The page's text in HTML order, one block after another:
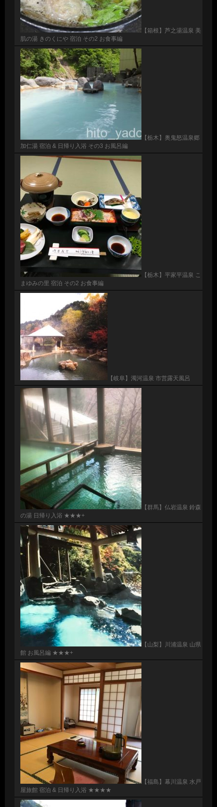
【箱根】芦之湯温泉 美
肌の湯 きのくにや 宿泊 その2 お食事編
【栃木】奥鬼怒温泉郷
加仁湯 宿泊 & 日帰り入浴 その3 お風呂編
【栃木】平家平温泉 こ
まゆみの里 宿泊 その2 お食事編
【岐阜】濁河温泉 市営露天風呂
【群馬】仏岩温泉 鈴森
の湯 日帰り入浴 ★★★+
【山梨】川浦温泉 山県
館 お風呂編 ★★★+
【福島】幕川温泉 水戸
屋旅館 宿泊 & 日帰り入浴 ★★★★